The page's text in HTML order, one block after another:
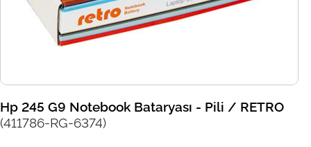
Hp 245 G9 Notebook Bataryası - Pili / RETRO
(411786-RG-6374)